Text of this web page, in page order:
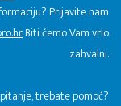
Prijavite nam
Biti ćemo Vam vrlo
zahvalni.
trebate pomoć?